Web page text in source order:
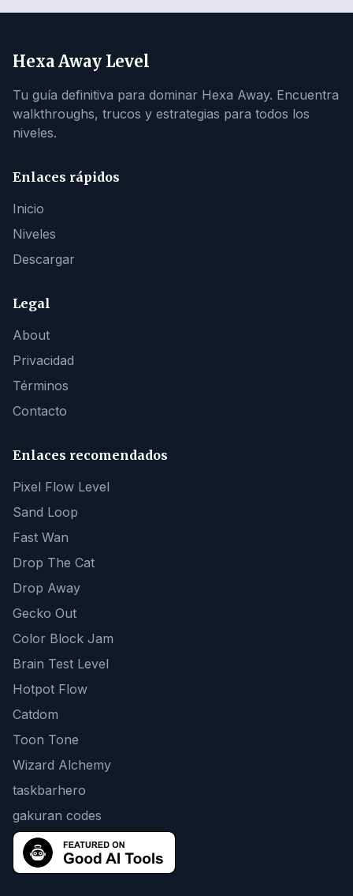
Hexa Away Level
Tu guía definitiva para dominar Hexa Away. Encuentra
walkthroughs, trucos y estrategias para todos los
niveles.
Enlaces rápidos
Inicio
Niveles
Descargar
Legal
About
Privacidad
Términos
Contacto
Enlaces recomendados
Pixel Flow Level
Sand Loop
Fast Wan
Drop The Cat
Drop Away
Gecko Out
Color Block Jam
Brain Test Level
Hotpot Flow
Catdom
Toon Tone
Wizard Alchemy
taskbarhero
gakuran codes